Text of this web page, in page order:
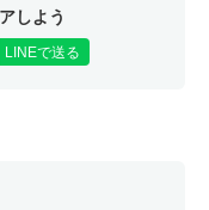
しよう
LINEで送る